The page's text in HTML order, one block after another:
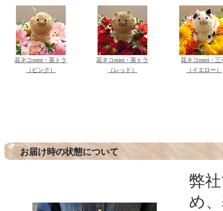
花ネコmini・茶トラ
（ピンク）
花ネコmini・茶トラ
（レッド）
花ネコmini・三
（イエロー）
お届け時の状態について
弊
め